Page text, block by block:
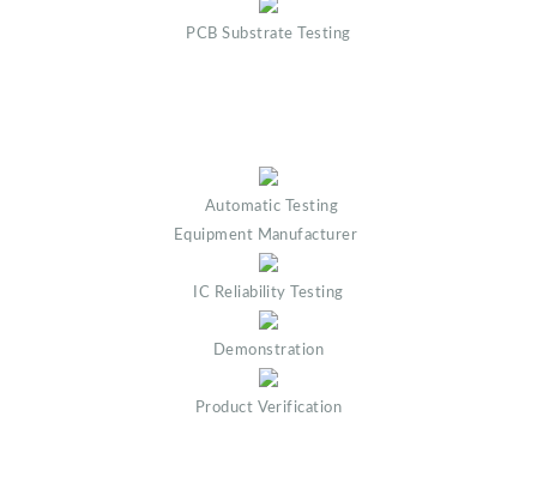
PCB Substrate Testing
Automatic Testing
Equipment Manufacturer
IC Reliability Testing
Demonstration
Product Verification